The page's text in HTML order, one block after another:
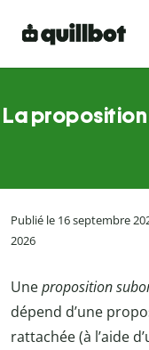
La
Publié le 16 septembre
2026
Uneproposition
dépend d’une
rattachée (à l’aide